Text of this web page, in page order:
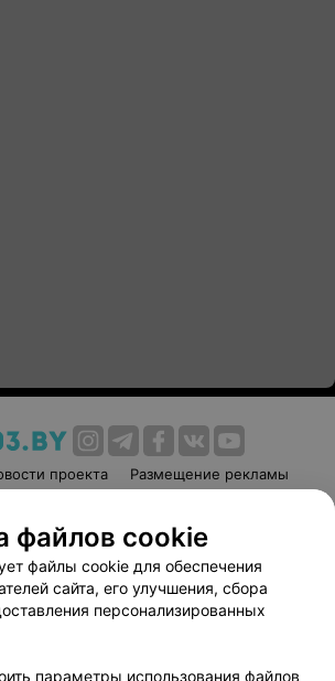
проекта
Размещение рекламы
соглашение
Способы оплаты
Вакансии
Партнеры
руководителю 103.by
файлов cookie
файлы cookie для обеспечения
сайта, его улучшения, сбора
персонализированных
параметры использования файлов